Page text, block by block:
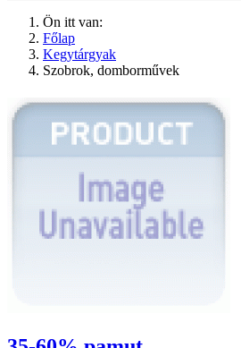
Ön itt van:
Főlap
Kegytárgyak
Szobrok, domborművek